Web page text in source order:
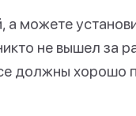
а можете
не вышел за
должны хорошо